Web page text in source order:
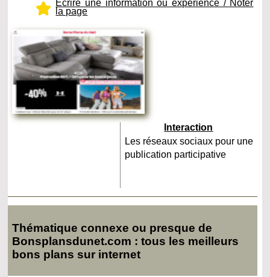
Ecrire une information ou expérience / Noter
la page
Interaction
Les réseaux sociaux pour une
publication participative
Thématique connexe ou presque de
Bonsplansdunet.com : tous les meilleurs
bons plans sur internet